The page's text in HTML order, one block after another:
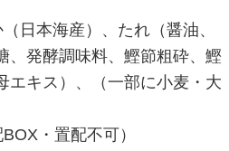
日本海産）、たれ（醤油、
、発酵調味料、鰹節粗砕、鰹
エキス）、（一部に小麦・大
・置配不可）